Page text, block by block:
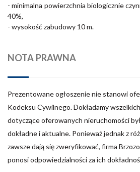
- minimalna powierzchnia biologicznie
40%,
- wysokość zabudowy 10 m.
NOTA PRAWNA
Prezentowane ogłoszenie nie stanowi
Kodeksu Cywilnego. Dokładamy
dotyczące oferowanych nieruchomości
dokładne i aktualne. Ponieważ jednak z
zawsze dają się zweryfikować, firma
ponosi odpowiedzialności za ich